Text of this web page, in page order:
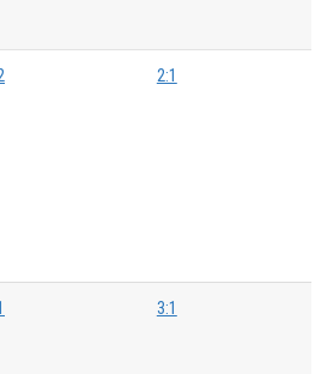
2:1
3:1